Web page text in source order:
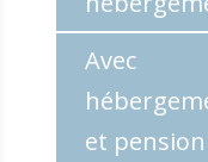
Avec
et pension